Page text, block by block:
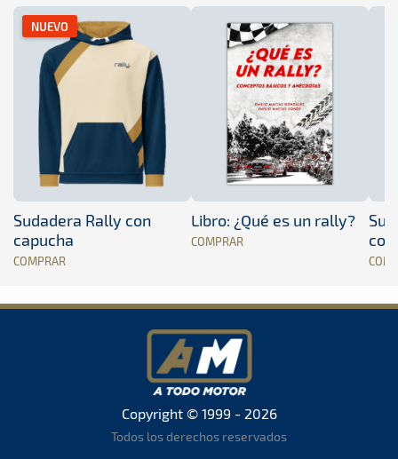
NUEVO
Sudadera Rally con
capucha
COMPRAR
Libro: ¿Qué es un rally?
COMPRAR
Copyright © 1999 - 2026
Todos los derechos reservados